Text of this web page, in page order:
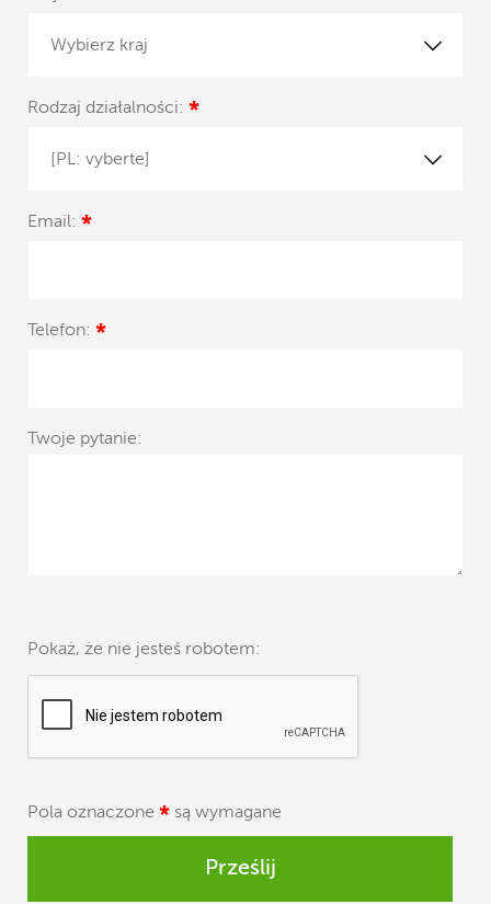
Wybierz kraj
Rodzaj działalności: *
[PL: vyberte]
Email: *
Telefon: *
Twoje pytanie:
Pokaż, że nie jesteś robotem:
Pola oznaczone * są wymagane
Prześlij